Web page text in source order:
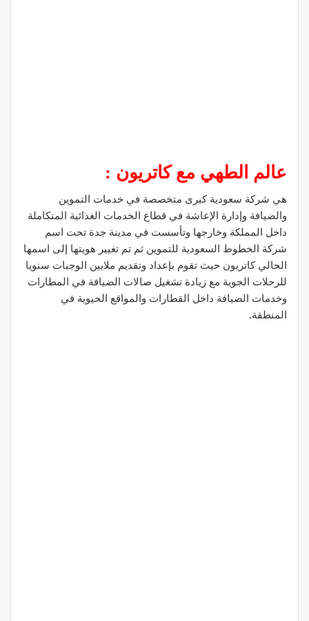
عالم الطهي مع كاتريون :
هي شركة سعودية كبرى متخصصة في خدمات التموين
والضيافة وإدارة الإعاشة في قطاع الخدمات الغذائية المتكاملة
داخل المملكة وخارجها وتأسست في مدينة جدة تحت اسم
شركة الخطوط السعودية للتموين ثم تم تغيير هويتها إلى اسمها
الحالي كاتريون حيث تقوم بإعداد وتقديم ملايين الوجبات سنويا
للرحلات الجوية مع زيادة تشغيل صالات الضيافة في المطارات
وخدمات الضيافة داخل القطارات والمواقع الحيوية في
المنطقة.